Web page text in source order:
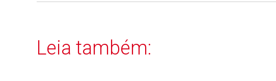
Leia também: